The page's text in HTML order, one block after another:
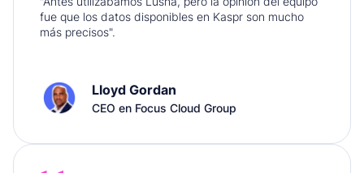
fue que los datos disponibles en Kaspr son mucho
más precisos".
Lloyd Gordan
CEO en Focus Cloud Group